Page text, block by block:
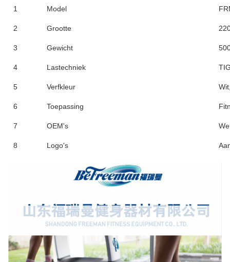
1 Model
2 Grootte
3 Gewicht
4 Lastechniek
5 Verfkleur
6 Toepassing
7 OEM's
8 Logo's